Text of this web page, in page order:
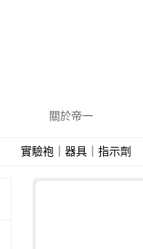
關於帝一
實驗袍｜器具｜指示劑